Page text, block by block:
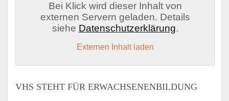
Bei Klick wird dieser Inhalt von
externen Servern geladen. Details
siehe Datenschutzerklärung.
Externen Inhalt laden
VHS STEHT FÜR ERWACHSENENBILDUNG